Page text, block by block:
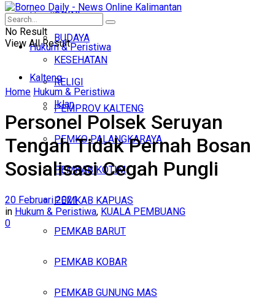
OPINI
BUDAYA
KESEHATAN
RELIGI
Iklan
Sabtu, Agustus 8, 2026
Headline
Hukum & Peristiwa
Kalteng
PEMPROV KALTENG
PEMKO PALANGKARAYA
PEMKAB KOTIM
PEMKAB KAPUAS
PEMKAB BARUT
PEMKAB KOBAR
PEMKAB GUNUNG MAS
No Result
View All Result
Home Hukum & Peristiwa
Personel Polsek Seruyan
Tengah Tidak Pernah Bosan
Sosialisasi Cegah Pungli
20 Februari 2021
in Hukum & Peristiwa, KUALA PEMBUANG
0